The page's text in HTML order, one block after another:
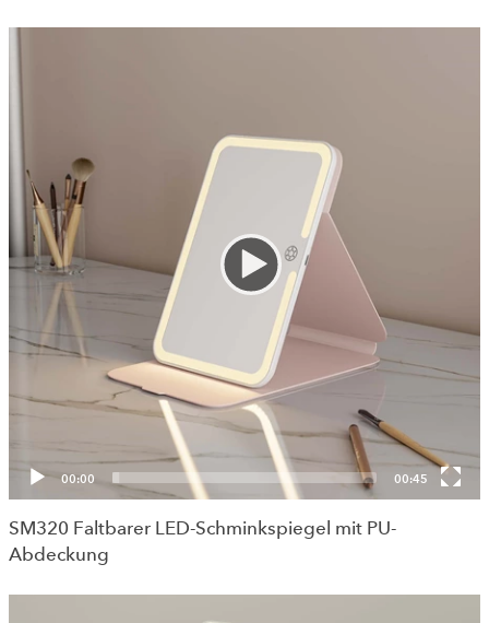
00:00 00:45
SM320 Faltbarer LED-Schminkspiegel mit PU-
Abdeckung